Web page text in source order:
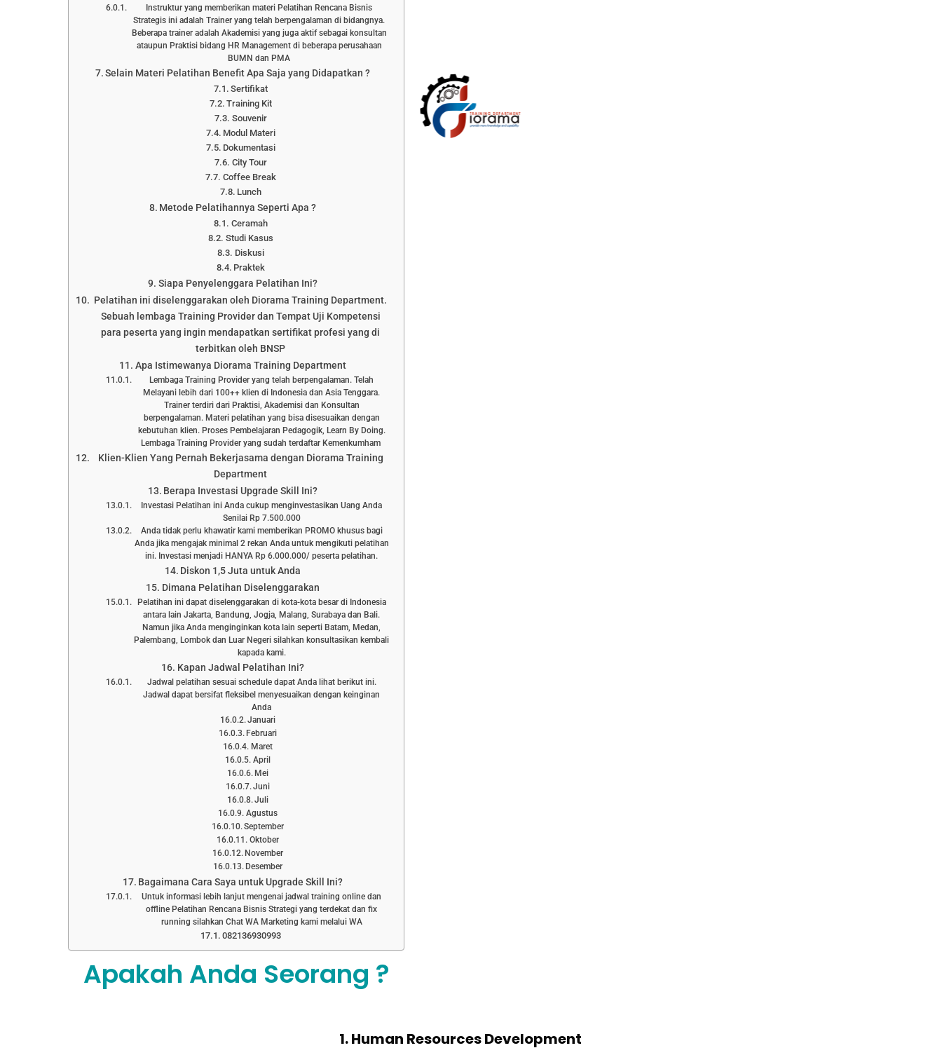
Instruktur yang memberikan materi Pelatihan Rencana Bisnis
Strategis ini adalah Trainer yang telah berpengalaman di bidangnya.
Beberapa trainer adalah Akademisi yang juga aktif sebagai konsultan
ataupun Praktisi bidang HR Management di beberapa perusahaan
BUMN dan PMA
Selain Materi Pelatihan Benefit Apa Saja yang Didapatkan ?
Sertifikat
Training Kit
Souvenir
Modul Materi
Dokumentasi
City Tour
Coffee Break
Lunch
Metode Pelatihannya Seperti Apa ?
Ceramah
Studi Kasus
Diskusi
Praktek
Siapa Penyelenggara Pelatihan Ini?
Pelatihan ini diselenggarakan oleh Diorama Training Department.
Sebuah lembaga Training Provider dan Tempat Uji Kompetensi
para peserta yang ingin mendapatkan sertifikat profesi yang di
terbitkan oleh BNSP
Apa Istimewanya Diorama Training Department
Lembaga Training Provider yang telah berpengalaman. Telah
Melayani lebih dari 100++ klien di Indonesia dan Asia Tenggara.
Trainer terdiri dari Praktisi, Akademisi dan Konsultan
berpengalaman. Materi pelatihan yang bisa disesuaikan dengan
kebutuhan klien. Proses Pembelajaran Pedagogik, Learn By Doing.
Lembaga Training Provider yang sudah terdaftar Kemenkumham
Klien-Klien Yang Pernah Bekerjasama dengan Diorama Training
Department
Berapa Investasi Upgrade Skill Ini?
Investasi Pelatihan ini Anda cukup menginvestasikan Uang Anda
Senilai Rp 7.500.000
Anda tidak perlu khawatir kami memberikan PROMO khusus bagi
Anda jika mengajak minimal 2 rekan Anda untuk mengikuti pelatihan
ini. Investasi menjadi HANYA Rp 6.000.000/ peserta pelatihan.
Diskon 1,5 Juta untuk Anda
Dimana Pelatihan Diselenggarakan
Pelatihan ini dapat diselenggarakan di kota-kota besar di Indonesia
antara lain Jakarta, Bandung, Jogja, Malang, Surabaya dan Bali.
Namun jika Anda menginginkan kota lain seperti Batam, Medan,
Palembang, Lombok dan Luar Negeri silahkan konsultasikan kembali
kapada kami.
Kapan Jadwal Pelatihan Ini?
Jadwal pelatihan sesuai schedule dapat Anda lihat berikut ini.
Jadwal dapat bersifat fleksibel menyesuaikan dengan keinginan
Anda
Januari
Februari
Maret
April
Mei
Juni
Juli
Agustus
September
Oktober
November
Desember
Bagaimana Cara Saya untuk Upgrade Skill Ini?
Untuk informasi lebih lanjut mengenai jadwal training online dan
offline Pelatihan Rencana Bisnis Strategi yang terdekat dan fix
running silahkan Chat WA Marketing kami melalui WA
082136930993
Apakah Anda Seorang ?
1. Human Resources Development